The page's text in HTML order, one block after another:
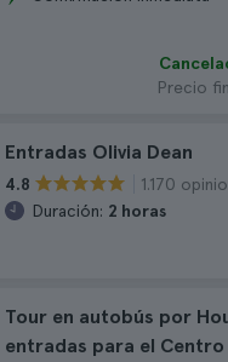
Precio
Entradas Olivia Dean
4.8
1.170
Duración: 2 horas
Tour en autobús por
entradas para el Centro